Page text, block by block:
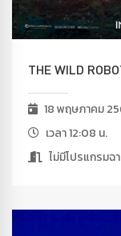
THE WILD
18 พฤษภาคม
เวลา 12:08 น.
ไม่มีโปรแกรมฉ